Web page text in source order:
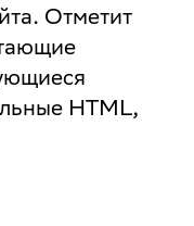
Отметит
HTML,